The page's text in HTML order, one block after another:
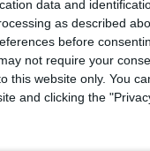
data and
as described
before
not require your
this website only. You
and clicking the